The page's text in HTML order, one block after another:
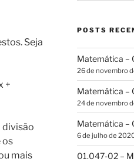
Seja
+
divisão
os
mais
POSTS
Matemática –
26 de novembro
Matemática –
24 de novembro
Matemática –
6 de julho de
01.047-02 –